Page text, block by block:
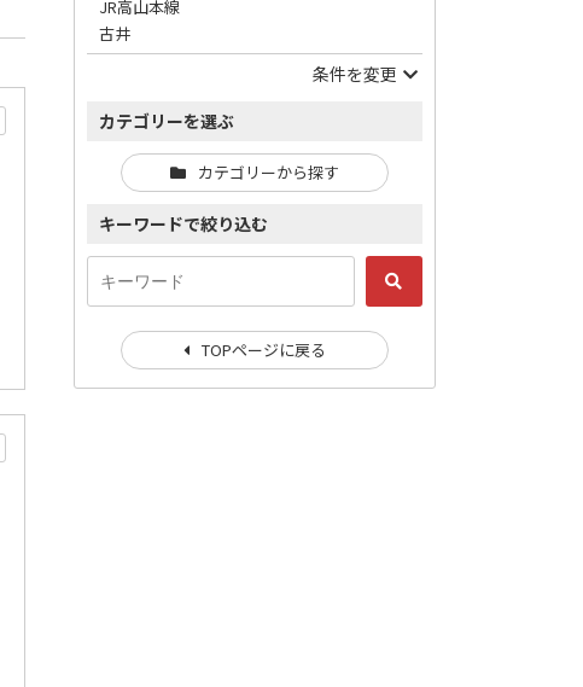
JR高山本線
古井
条件を変更
カテゴリーを選ぶ
カテゴリーから探す
キーワードで絞り込む
TOPページに戻る